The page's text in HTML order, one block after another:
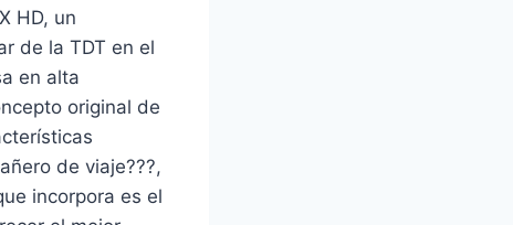
HD, un
de la TDT en el
en alta
original de
de viaje???,
incorpora es el